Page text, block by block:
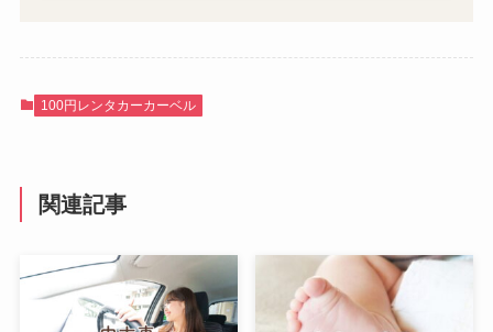
100円レンタカーカーベル
関連記事